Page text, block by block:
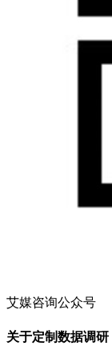
艾媒咨询公众号
关于定制数据调研